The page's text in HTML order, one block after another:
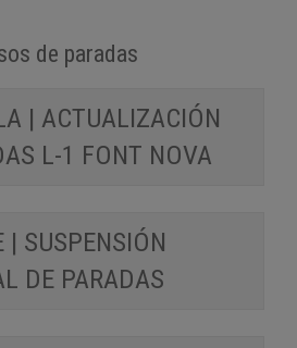
de paradas
| ACTUALIZACIÓN
L-1 FONT NOVA
| SUSPENSIÓN
DE PARADAS